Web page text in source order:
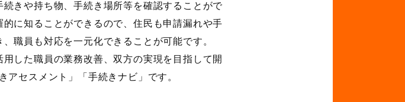
きや持ち物、手続き場所等を確認することがで
に知ることができるので、住民も申請漏れや手
職員も対応を一元化できることが可能です。
した職員の業務改善、双方の実現を目指して開
アセスメント」「手続きナビ」です。